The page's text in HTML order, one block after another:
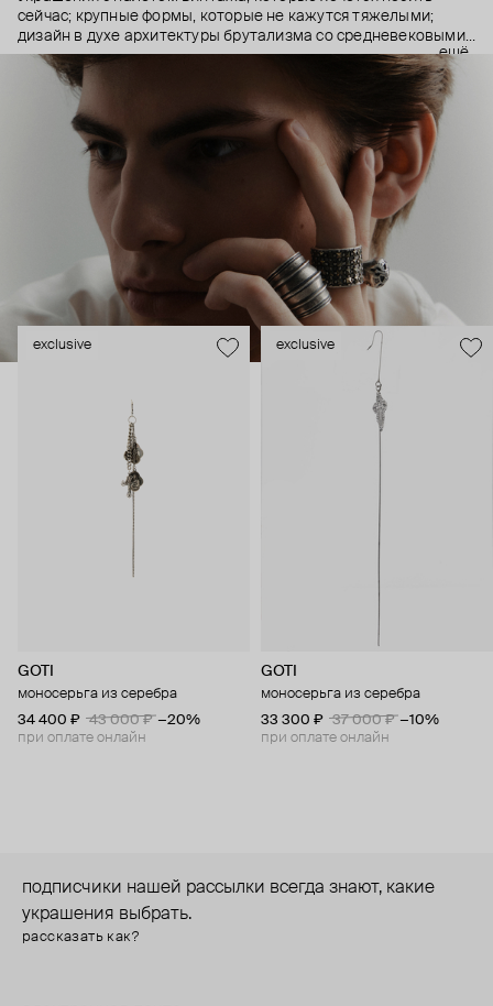
сейчас; крупные формы, которые не кажутся тяжелыми;
дизайн в духе архитектуры брутализма со средневековыми
символами – эстетика итальянского бренда GOTI строится
на красивых парадоксах. Парадоксах, которые не
замечаешь, потому что элементы каждого украшения
складываются максимально гармонично.
ещё
exclusive
GOTI
моносерьга из серебра
34 400 ₽
43 000 ₽ −20%
при оплате онлайн
exclusive
GOTI
моносерьга из серебра
33 300 ₽
37 000 ₽ −10%
при оплате онлайн
подписчики нашей рассылки всегда знают, какие
украшения выбрать.
рассказать как?